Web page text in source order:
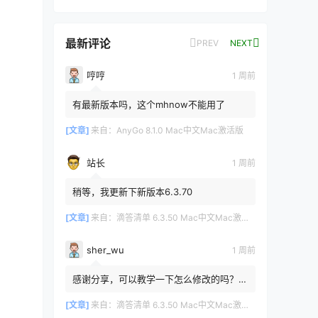
最新评论 PREV NEXT
哼哼 1 周前
有最新版本吗，这个mhnow不能用了
[文章] 来自： AnyGo 8.1.0 Mac中文Mac激活版
站长 1 周前
稍等，我更新下新版本6.3.70
[文章] 来自： 滴答清单 6.3.50 Mac中文Mac激活版
sher_wu 1 周前
感谢分享，可以教学一下怎么修改的吗？目
[文章] 来自： 滴答清单 6.3.50 Mac中文Mac激活版